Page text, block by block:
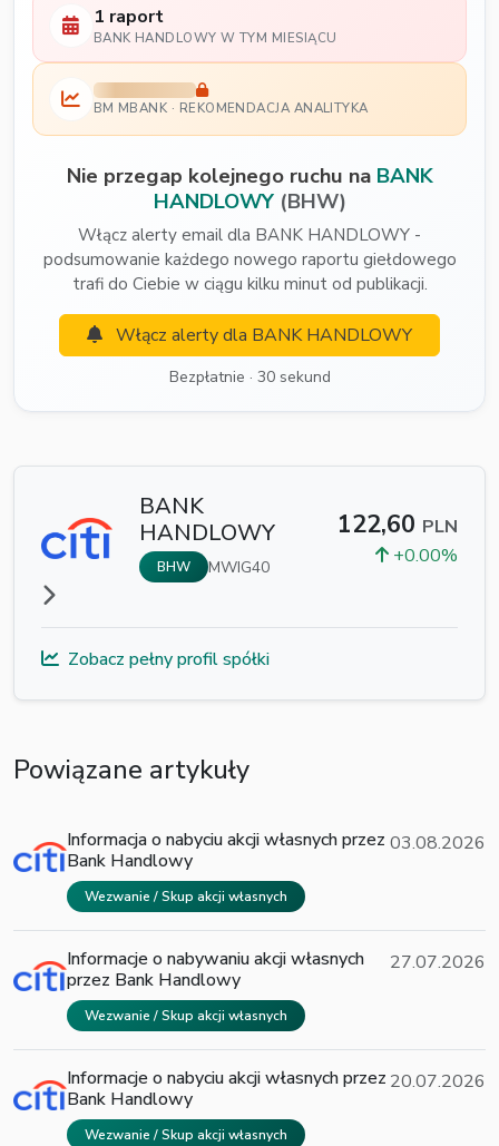
1 raport
BANK HANDLOWY W TYM MIESIĄCU
BM MBANK · REKOMENDACJA ANALITYKA
Nie przegap kolejnego ruchu na BANK
HANDLOWY (BHW)
Włącz alerty email dla BANK HANDLOWY -
podsumowanie każdego nowego raportu giełdowego
trafi do Ciebie w ciągu kilku minut od publikacji.
Włącz alerty dla BANK HANDLOWY
Bezpłatnie · 30 sekund
BANK
HANDLOWY
BHW MWIG40
122,60 PLN
+0.00%
Zobacz pełny profil spółki
Powiązane artykuły
Informacja o nabyciu akcji własnych przez
Bank Handlowy
Wezwanie / Skup akcji własnych
03.08.2026
Informacje o nabywaniu akcji własnych
przez Bank Handlowy
Wezwanie / Skup akcji własnych
27.07.2026
Informacje o nabyciu akcji własnych przez
Bank Handlowy
Wezwanie / Skup akcji własnych
20.07.2026